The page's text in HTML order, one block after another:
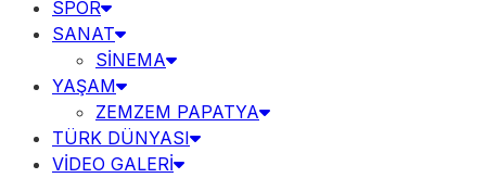
SPOR
SANAT
SİNEMA
YAŞAM
ZEMZEM PAPATYA
TÜRK DÜNYASI
VİDEO GALERİ